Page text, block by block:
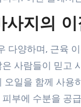
사용하면 좋은 마
보겠습니다.
사지의 이
다양하며, 근육
사람들이 믿고
오일을 함께 사용
부에 수분을 공